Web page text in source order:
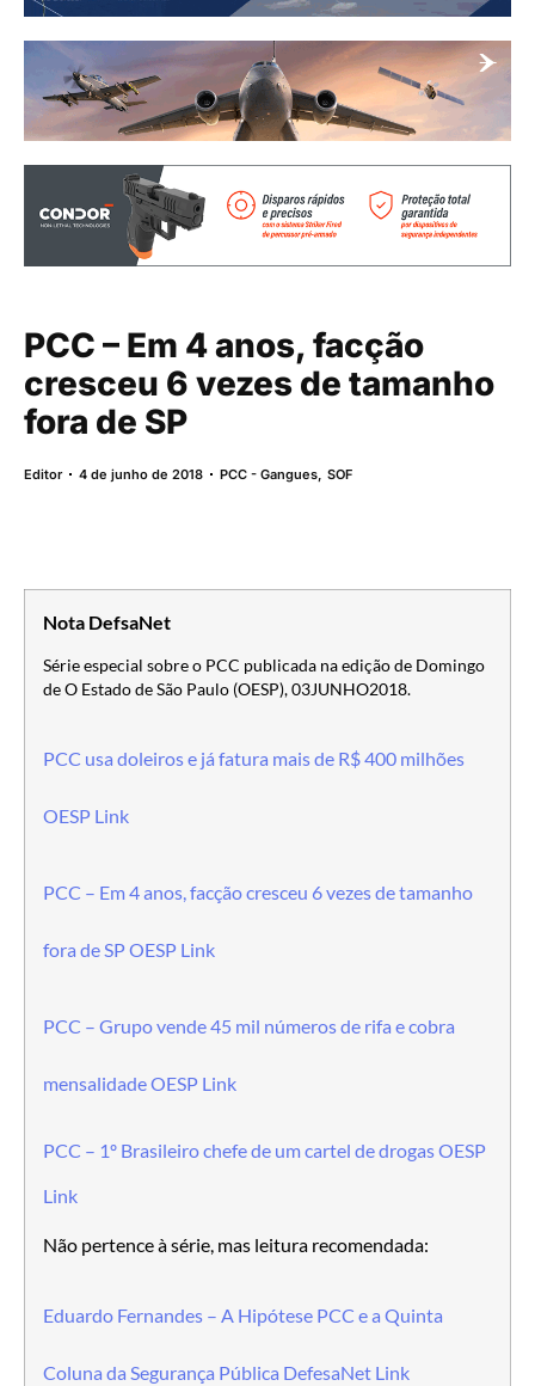
PCC – Em 4 anos, facção
cresceu 6 vezes de tamanho
fora de SP
Editor 4 de junho de 2018 PCC - Gangues,SOF
Nota DefsaNet
Série especial sobre o PCC publicada na edição de Domingo
de O Estado de São Paulo (OESP), 03JUNHO2018.
PCC usa doleiros e já fatura mais de R$ 400 milhões
OESP Link
PCC – Em 4 anos, facção cresceu 6 vezes de tamanho
fora de SP OESP Link
PCC – Grupo vende 45 mil números de rifa e cobra
mensalidade OESP Link
PCC – 1º Brasileiro chefe de um cartel de drogas OESP
Link
Não pertence à série, mas leitura recomendada:
Eduardo Fernandes – A Hipótese PCC e a Quinta
Coluna da Segurança Pública DefesaNet Link